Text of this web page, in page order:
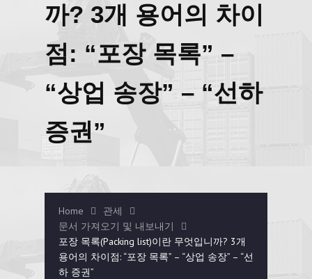
까? 3개 용어의 차이
점: “포장 목록” –
“상업 송장” – “선하
증권”
Home
관세
문서 가져오기 및 내보내기
포장 목록(Packing list)이란 무엇입니까? 3개
용어의 차이점: “포장 목록” – “상업 송장” – “선
하 증권”